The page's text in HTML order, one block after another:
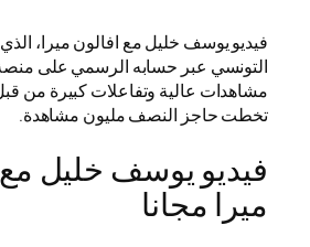
فيديو يوسف خليل مع افالون ميرا،
التونسي عبر حسابه الرسمي على
مشاهدات عالية وتفاعلات كبيرة من
تخطت حاجز النصف مليون مشاهدة.
فيديو يوسف خليل مع
ميرا مجانا